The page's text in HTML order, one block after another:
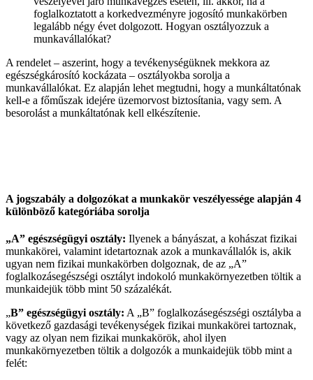
foglalkoztatott a korkedvezményre jogosító munkakörben
legalább négy évet dolgozott. Hogyan osztályozzuk a
munkavállalókat?
A rendelet – aszerint, hogy a tevékenységüknek mekkora az
egészségkárosító kockázata – osztályokba sorolja a
munkavállalókat. Ez alapján lehet megtudni, hogy a munkáltatónak
kell-e a főműszak idejére üzemorvost biztosítania, vagy sem. A
besorolást a munkáltatónak kell elkészítenie.
A jogszabály a dolgozókat a munkakör veszélyessége alapján 4
különböző kategóriába sorolja
„A” egészségügyi osztály: Ilyenek a bányászat, a kohászat fizikai
munkakörei, valamint idetartoznak azok a munkavállalók is, akik
ugyan nem fizikai munkakörben dolgoznak, de az „A”
foglalkozásegészségi osztályt indokoló munkakörnyezetben töltik a
munkaidejük több mint 50 százalékát.
„B” egészségügyi osztály: A „B” foglalkozásegészségi osztályba a
következő gazdasági tevékenységek fizikai munkakörei tartoznak,
vagy az olyan nem fizikai munkakörök, ahol ilyen
munkakörnyezetben töltik a dolgozók a munkaidejük több mint a
felét: